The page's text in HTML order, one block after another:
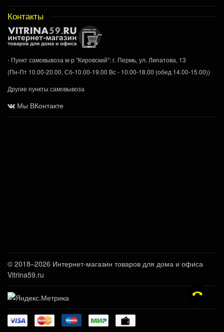
Контакты
- Пункт самовывоза м-р "Кировский": г. Пермь, ул. Липатова, 13
(Пн-Пт 10.00-20.00, Сб-10.00-19.00 Вс - 10.00-18.00 (обед 14.00-15.00))
Другие пункты самовывоза
Мы ВКонтакте
© 2018–2026 Интернет-магазин товаров для дома и офиса
Vitrina59.ru